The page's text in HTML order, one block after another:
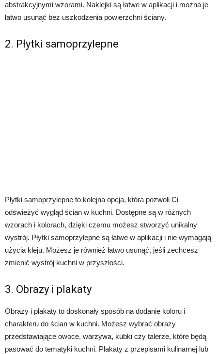
abstrakcyjnymi wzorami. Naklejki są łatwe w aplikacji i można je
łatwo usunąć bez uszkodzenia powierzchni ściany.
2. Płytki samoprzylepne
Płytki samoprzylepne to kolejna opcja, która pozwoli Ci
odświeżyć wygląd ścian w kuchni. Dostępne są w różnych
wzorach i kolorach, dzięki czemu możesz stworzyć unikalny
wystrój. Płytki samoprzylepne są łatwe w aplikacji i nie wymagają
użycia kleju. Możesz je również łatwo usunąć, jeśli zechcesz
zmienić wystrój kuchni w przyszłości.
3. Obrazy i plakaty
Obrazy i plakaty to doskonały sposób na dodanie koloru i
charakteru do ścian w kuchni. Możesz wybrać obrazy
przedstawiające owoce, warzywa, kubki czy talerze, które będą
pasować do tematyki kuchni. Plakaty z przepisami kulinarnej lub